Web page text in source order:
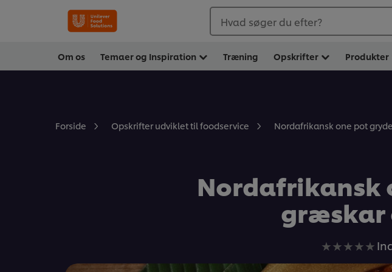
Hvad søger du efter?
Om os Temaer og Inspiration Træning Opskrifter Produkter
Forside Opskrifter udviklet til foodservice Nordafrikansk one pot
Nordafrikansk